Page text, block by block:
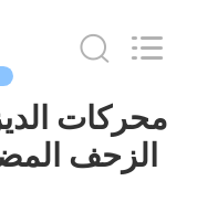
منزل
AUTOPARTS
CO.,LIMITED.